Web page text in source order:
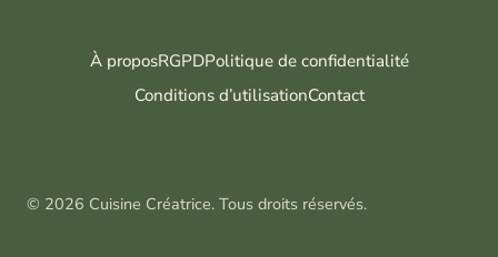
À proposRGPDPolitique de confidentialité
Conditions d’utilisationContact
© 2026 Cuisine Créatrice. Tous droits réservés.